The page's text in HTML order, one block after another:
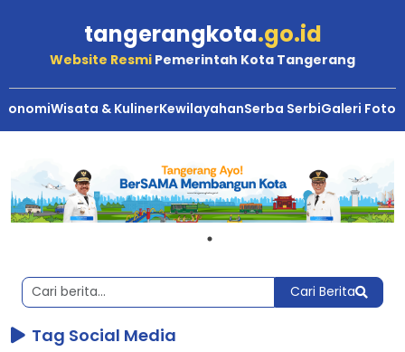
tangerangkota.go.id
Website Resmi Pemerintah Kota Tangerang
Wisata & KulinerKewilayahanSerba SerbiGaleri Foto
Kota
Tangerang
Cari Berita
Tag Social Media